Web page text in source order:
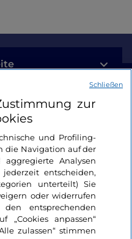
zur
und Profiling-
die Navigation auf der
Analysen
entscheiden,
unterteilt) Sie
oder widerrufen
entsprechenden
„Cookies anpassen“
zulassen“ stimmen
Schließen